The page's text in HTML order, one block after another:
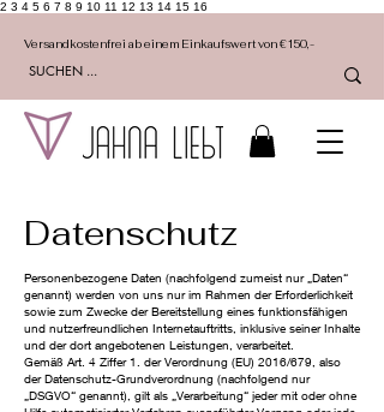
2 3 4 5 6 7 8 9 10 11 12 13 14 15 16
Versandkostenfrei ab einem Einkaufswert von €150,-
Datenschutz
Personenbezogene Daten (nachfolgend zumeist nur „Daten“
genannt) werden von uns nur im Rahmen der Erforderlichkeit
sowie zum Zwecke der Bereitstellung eines funktionsfähigen
und nutzerfreundlichen Internetauftritts, inklusive seiner Inhalte
und der dort angebotenen Leistungen, verarbeitet.
Gemäß Art. 4 Ziffer 1. der Verordnung (EU) 2016/679, also
der Datenschutz-Grundverordnung (nachfolgend nur
„DSGVO“ genannt), gilt als „Verarbeitung“ jeder mit oder ohne